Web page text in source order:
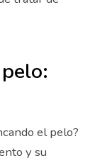
el pelo?
y su